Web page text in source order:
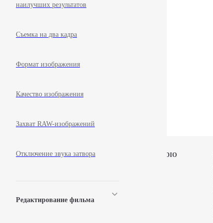
наилучших результатов
Съемка на два кадра
Формат изображения
Качество изображения
Захват RAW-изображений
Отключение звука затвора
Редактирование фильма
STOP MOTION STUDIO